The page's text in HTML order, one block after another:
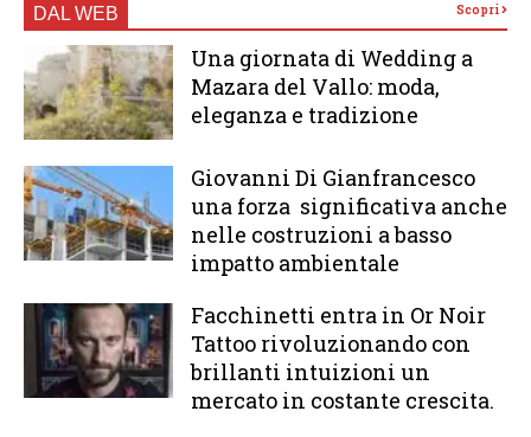
DAL WEB Scopri
Una giornata di Wedding a
Mazara del Vallo: moda,
eleganza e tradizione
Giovanni Di Gianfrancesco
una forza significativa anche
nelle costruzioni a basso
impatto ambientale
Facchinetti entra in Or Noir
Tattoo rivoluzionando con
brillanti intuizioni un
mercato in costante crescita.